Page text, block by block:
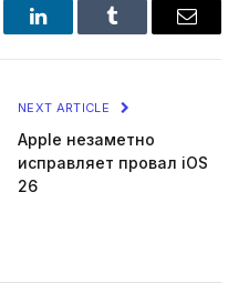
LinkedInTumblr Email
NEXT ARTICLE
Apple незаметно
исправляет провал iOS
26